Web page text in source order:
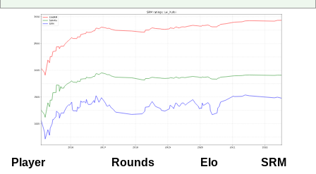
Player Rounds Elo
SRM